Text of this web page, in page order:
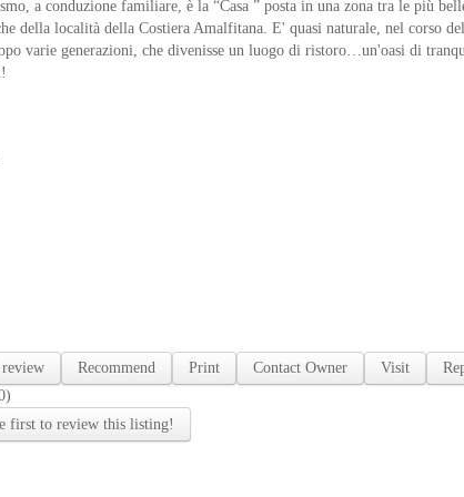
a conduzione familiare, è la “Casa ” posta in una zona tra le più
della località della Costiera Amalfitana. E' quasi naturale, nel corso del
varie generazioni, che divenisse un luogo di ristoro…un'oasi di
Recommend Print Contact Owner Visit
first to review this listing!